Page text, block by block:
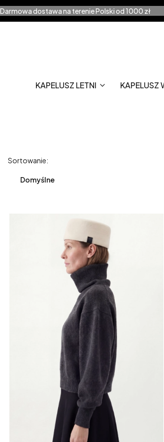
Darmowa dostawa na terenie Polski od 1000 zł
KAPELUSZ LETNI KAPELUSZ
Lista
Sortowanie:
Domyślne